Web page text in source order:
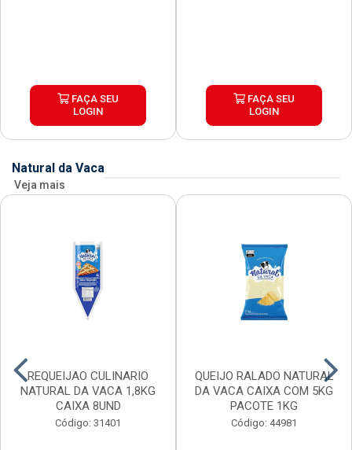
FAÇA SEU
LOGIN
FAÇA SEU
LOGIN
Natural da Vaca
Veja mais
REQUEIJAO CULINARIO
NATURAL DA VACA 1,8KG
CAIXA 8UND
Código: 31401
QUEIJO RALADO NATURAL
DA VACA CAIXA COM 5KG
PACOTE 1KG
Código: 44981